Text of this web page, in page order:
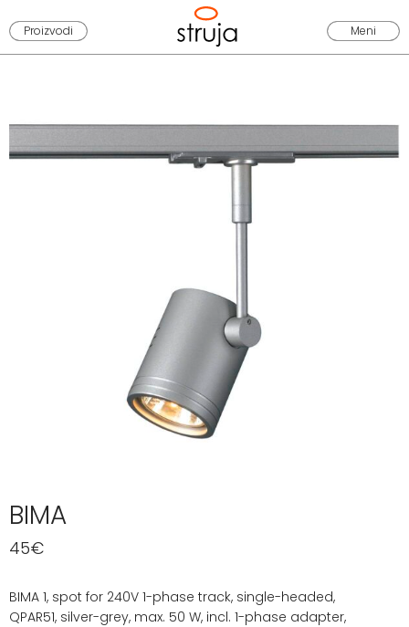
Proizvodi Meni
BIMA
45€
BIMA 1, spot for 240V 1-phase track, single-headed,
QPAR51, silver-grey, max. 50 W, incl. 1-phase adapter,